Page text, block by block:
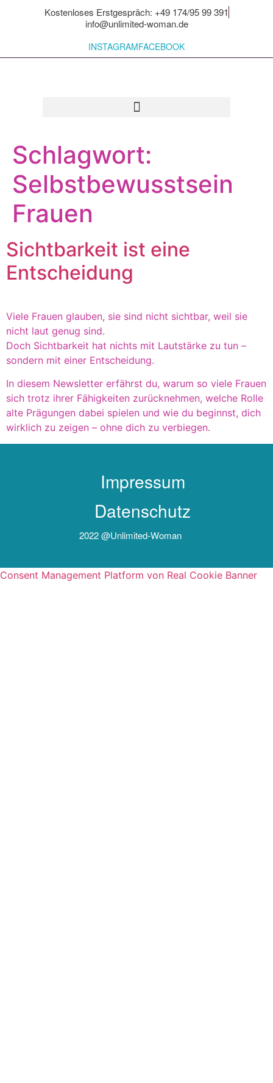
Kostenloses Erstgespräch: +49 174/95 99 391
info@unlimited-woman.de
INSTAGRAMFACEBOOK
Schlagwort:
Selbstbewusstsein
Frauen
Sichtbarkeit ist eine
Entscheidung
Viele Frauen glauben, sie sind nicht sichtbar, weil sie
nicht laut genug sind.
Doch Sichtbarkeit hat nichts mit Lautstärke zu tun –
sondern mit einer Entscheidung.
In diesem Newsletter erfährst du, warum so viele Frauen
sich trotz ihrer Fähigkeiten zurücknehmen, welche Rolle
alte Prägungen dabei spielen und wie du beginnst, dich
wirklich zu zeigen – ohne dich zu verbiegen.
Impressum
Datenschutz
2022 @unlimited-Woman
Consent Management Platform von Real Cookie Banner